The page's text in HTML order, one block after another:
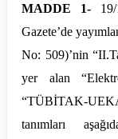
MADDE 1-19/
Gazete’de
No: 509)’nin “
yer alan
“TÜBİTAK-
tanımları